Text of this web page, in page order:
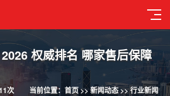
权威排名 哪家售后保障
当前位置： 首页>>新闻动态>>行业新闻
次